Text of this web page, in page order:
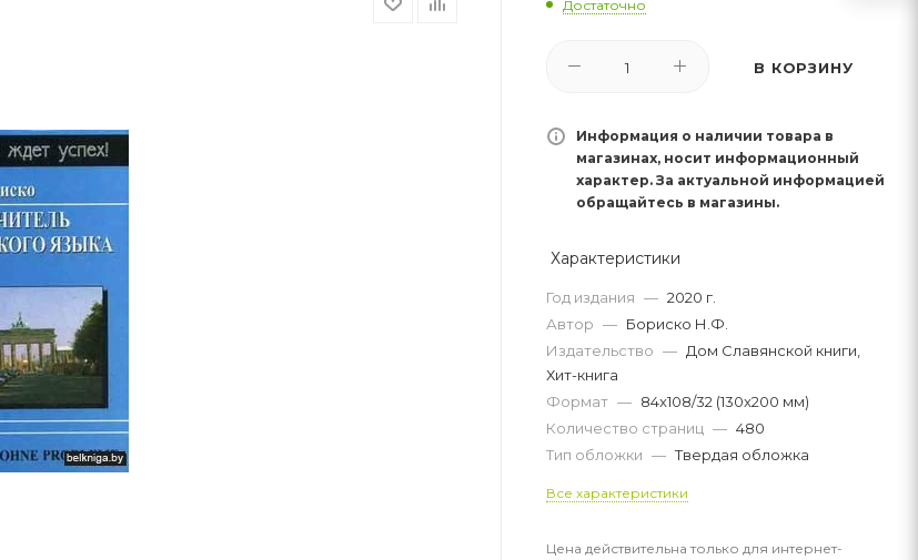
Достаточно
В КОРЗИНУ
Информация о наличии товара в
магазинах, носит информационный
характер. За актуальной информацией
обращайтесь в магазины.
Характеристики
Год издания — 2020 г.
Автор — Бориско Н.Ф.
Издательство — Дом Славянской книги,
Хит-книга
Формат — 84x108/32 (130x200 мм)
Количество страниц — 480
Тип обложки — Твердая обложка
Все характеристики
Цена действительна только для интернет-